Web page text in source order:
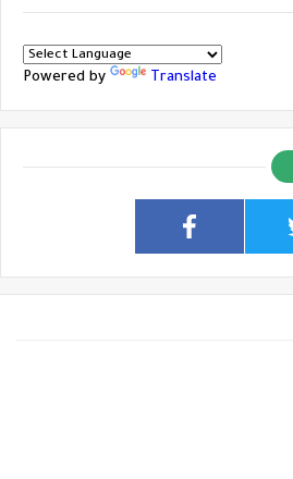
Powered by Translate